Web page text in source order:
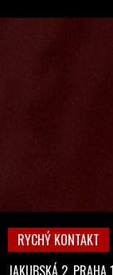
RYCHÝ KONTAKT
JAKUBSKÁ 2, PRAHA 1